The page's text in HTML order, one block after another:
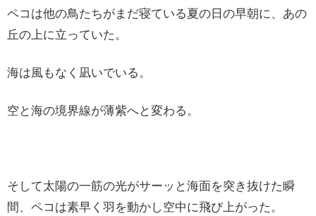
ペコは他の鳥たちがまだ寝ている夏の日の早朝に、あの
丘の上に立っていた。
海は風もなく凪いでいる。
空と海の境界線が薄紫へと変わる。
そして太陽の一筋の光がサーッと海面を突き抜けた瞬
間、ペコは素早く羽を動かし空中に飛び上がった。